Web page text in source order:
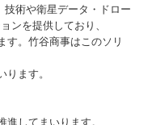
術や衛星データ・ドロー
ンを提供しており、
す。竹谷商事はこのソリ
ます。
してまいります。